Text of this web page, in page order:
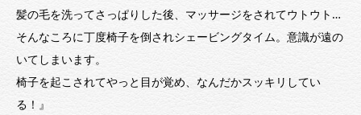
髪の毛を洗ってさっぱりした後、マッサージをされてウトウト…
そんなころに丁度椅子を倒されシェービングタイム。意識が遠の
いてしまいます。
椅子を起こされてやっと目が覚め、なんだかスッキリしてい
る！』